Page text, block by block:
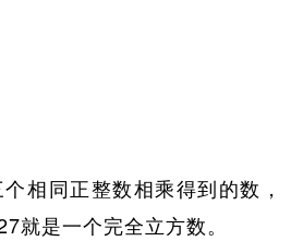
相同正整数相乘得到的数，
就是一个完全立方数。